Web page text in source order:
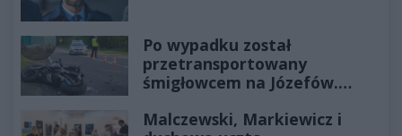
Po wypadku został
przetransportowany
śmigłowcem na Józefów.
Malczewski, Markiewicz i